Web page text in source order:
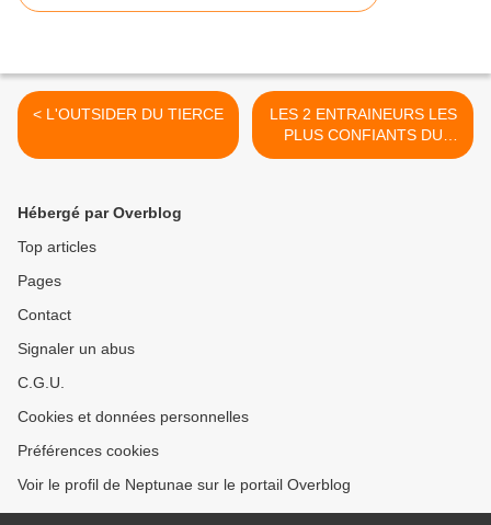
< L'OUTSIDER DU TIERCE
LES 2 ENTRAINEURS LES
PLUS CONFIANTS DU
TIERCE >
Hébergé par Overblog
Top articles
Pages
Contact
Signaler un abus
C.G.U.
Cookies et données personnelles
Préférences cookies
Voir le profil de Neptunae sur le portail Overblog